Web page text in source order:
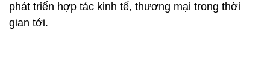
phát triển hợp tác kinh tế, thương mại trong thời
gian tới.